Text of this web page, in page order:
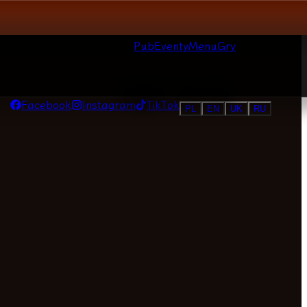
Facebook Instagram TikTok PL EN UK RU
PubEventyMenuGry